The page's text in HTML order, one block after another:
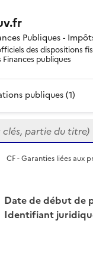
Publiques -
des dispositions
publiques
publiques (1)
partie du titre)
CF - Garanties liées aux
Date de début de
Identifiant